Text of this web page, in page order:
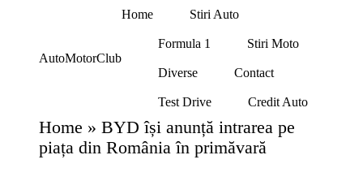
AutoMotorClub
si
pasionatii
de
Home Stiri Auto
Formula 1 Stiri Moto
Diverse Contact
Test Drive Credit Auto
Home » BYD își anunță intrarea pe
piața din România în primăvară